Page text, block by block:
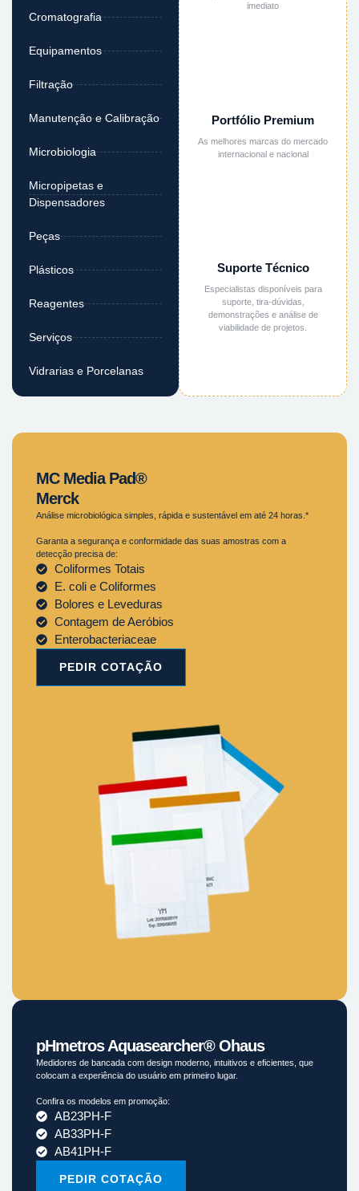
Cromatografia
Equipamentos
Filtração
Manutenção e Calibração
Microbiologia
Micropipetas e
Dispensadores
Peças
Plásticos
Reagentes
Serviços
Vidrarias e Porcelanas
imediato
Portfólio Premium
As melhores marcas do mercado
internacional e nacional
Suporte Técnico
Especialistas disponíveis para
suporte, tira-dúvidas,
demonstrações e análise de
viabilidade de projetos.
MC Media Pad®
Merck
Análise microbiológica simples, rápida e sustentável em até 24 horas.*
Garanta a segurança e conformidade das suas amostras com a
detecção precisa de:
Coliformes Totais
E. coli e Coliformes
Bolores e Leveduras
Contagem de Aeróbios
Enterobacteriaceae
PEDIR COTAÇÃO
pHmetros Aquasearcher® Ohaus
Medidores de bancada com design moderno, intuitivos e eficientes, que
colocam a experiência do usuário em primeiro lugar.
Confira os modelos em promoção:
AB23PH-F
AB33PH-F
AB41PH-F
PEDIR COTAÇÃO